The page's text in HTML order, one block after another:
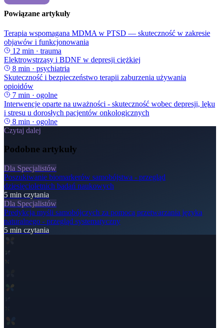
Powiązane artykuły
Terapia wspomagana MDMA w PTSD — skuteczność w zakresie
objawów i funkcjonowania
12 min · trauma
Elektrowstrząsy i BDNF w depresji ciężkiej
8 min · psychiatria
Skuteczność i bezpieczeństwo terapii zaburzenia używania
opioidów
7 min · ogolne
Interwencje oparte na uważności - skuteczność wobec depresji, lęku
i stresu u dorosłych pacjentów onkologicznych
8 min · ogolne
Czytaj dalej
Podobne artykuły
Dla Specjalistów
Poszukiwanie biomarkerów samobójstwa - przegląd
dziesięcioletnich badań naukowych
5 min czytania
Dla Specjalistów
Predykcja myśli samobójczych za pomocą przetwarzania języka
naturalnego - przegląd systematyczny
5 min czytania